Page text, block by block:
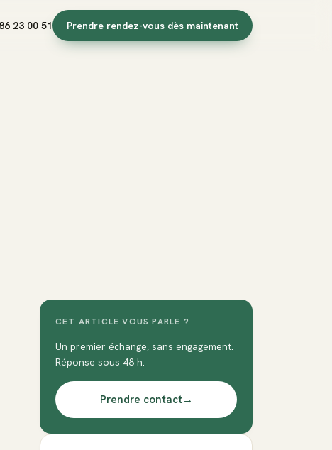
23 00 51 Prendre rendez-vous dès maintenant
CET ARTICLE VOUS PARLE ?
Un premier échange, sans engagement.
Réponse sous 48 h.
Prendre contact→